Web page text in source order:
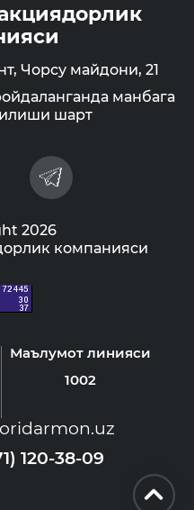
Чорсу майдони, 21
манбага
шарт
2026
компанияси
Маълумот линияси
1002
120-38-09